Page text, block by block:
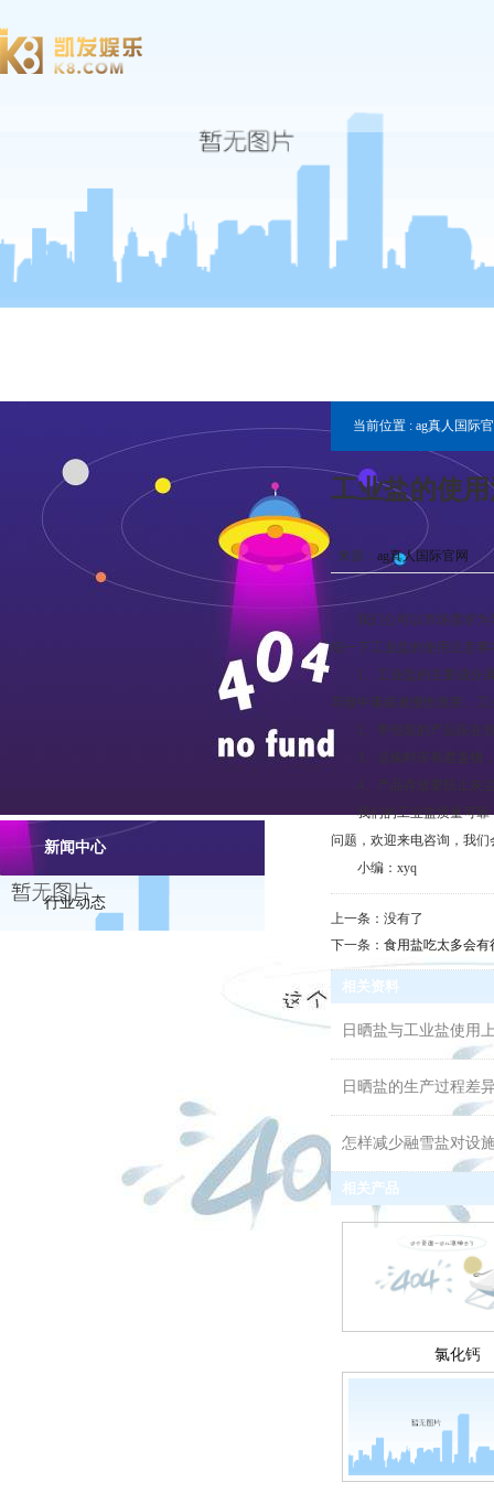
新闻中心
行业动态
当前位置 : ag真人国际
工业盐的使
来源： ag真人国际官网
我们公司以市场需求为导
绍一下工业盐的使用注意事
1、工业盐的主要成分虽
导致中毒或者慢性危害。
2、带包装的产品应在包
3、运输时应有遮盖物，
4、产品存放要防止灰尘
我们的工业盐质量可靠，
问题，欢迎来电咨询，我
小编：xyq
上一条：没有了
下一条： 食用盐吃太多会有
相关资料
日晒盐与工业盐使用
日晒盐的生产过程差
怎样减少融雪盐对设
相关产品
氯化钙